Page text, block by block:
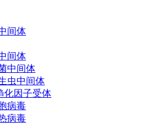
间体
间体
中间体
虫中间体
化因子受体
病毒
病毒